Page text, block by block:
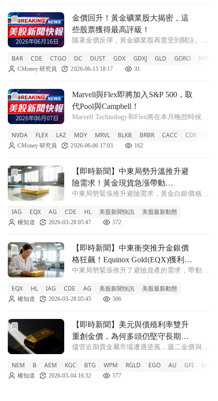
前往金價回升！黃金礦業股大揭密，這些股票獲得最高評級
金價回升！黃金礦業股大揭密，這
些股票獲得最高評級！
隨著金價反彈，黃金礦業股再度受到關注。根
超過4.0的股票。 CDE +7.33% BAR +2.53%
CTGO +3.94% DC +4.36% DUST -
BAR CDE CTGO DC DUST GDX GDXJ GLD GORO HYMC
CMoney 研究員 2026-06-15 18:17 31
前往Marvell與Flex即將加入S&P 500，取代Pool與Campbell
Marvell與Flex即將加入S&P 500，取
代Pool與Campbell！
Marvell Technology和Flex將在本月晚些時候進
Campbell's Company。 NVDA -6.2% FLEX -
NVDA FLEX LAZ MDY MRVL BLKB BRBR CACC CDE
CMoney 研究員 2026-06-06 17:03 162
前往【即時新聞】中東局勢升溫推升避險需求！黃金現貨急
【即時新聞】中東局勢升溫推升避
險需求！黃金現貨急漲帶動
Iamgold(IAG)單日飆升近5%
中東局勢緊張推升避險需求，黃金白銀價格雙
促使資金轉向相對安全的避險資產，帶動黃金
與白銀現貨價格單日雙雙上漲超過 2%。受惠
IAG EQX AG CDE HL 美股新聞快訊 美股最新動態
權知道 2026-03-28 05:47 572
前往【即時新聞】中東衝突推升金銀價格狂飆！Equinox
【即時新聞】中東衝突推升金銀價
格狂飆！Equinox Gold(EQX)獲利看
俏股價大漲逾4%
中東局勢緊張推升了避險資產的需求，帶動貴
Equinox Gold(EQX)週五股價上漲4.57%，收在
12.58美元。投資人看好現貨價格走高將大幅
EQX HL IAG CDE AG 美股新聞快訊 美股最新動態
權知道 2026-03-28 05:45 506
前往【即時新聞】美元與債殖利率雙升重創金價，為何多頭
【即時新聞】美元與債殖利率雙升
重創金價，為何多頭仍堅守長期信
心
儘管近期貴金屬市場遭遇逆風，週二金價與銀
收盤價。然而，多位交易員與分析師指出，儘
管價格回跌，支撐黃金的強勁基本面並未改
NEM B AEM KGC BTG WPM RGLD EGO AU GFI IAG
權知道 2026-03-04 16:32 577